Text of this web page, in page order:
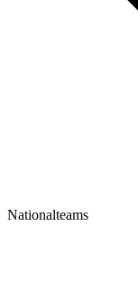
Nationalteams